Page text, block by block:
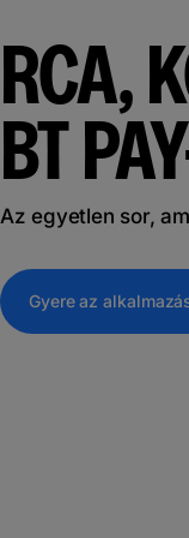
RCA,
BT
Az egyetlen sor,
Gyere az